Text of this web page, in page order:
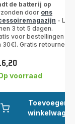
Toevoegen
de batterij op
door ons
-
3 tot 5 dagen.
voor bestellingen
30€). Gratis
voorraad